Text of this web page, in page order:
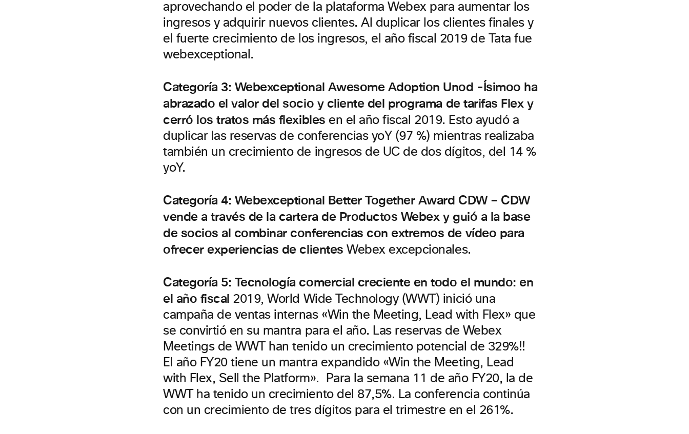
aprovechando el poder de la plataforma Webex para aumentar los
ingresos y adquirir nuevos clientes. Al duplicar los clientes finales y
el fuerte crecimiento de los ingresos, el año fiscal 2019 de Tata fue
webexceptional.
Categoría 3: Webexceptional Awesome Adoption Unod -Ísimoo ha
abrazado el valor del socio y cliente del programa de tarifas Flex y
cerró los tratos más flexibles en el año fiscal 2019. Esto ayudó a
duplicar las reservas de conferencias yoY (97 %) mientras realizaba
también un crecimiento de ingresos de UC de dos dígitos, del 14 %
yoY.
Categoría 4: Webexceptional Better Together Award CDW – CDW
vende a través de la cartera de Productos Webex y guió a la base
de socios al combinar conferencias con extremos de vídeo para
ofrecer experiencias de clientes Webex excepcionales.
Categoría 5: Tecnología comercial creciente en todo el mundo: en
el año fiscal 2019, World Wide Technology (WWT) inició una
campaña de ventas internas «Win the Meeting, Lead with Flex» que
se convirtió en su mantra para el año. Las reservas de Webex
Meetings de WWT han tenido un crecimiento potencial de 329%!!
El año FY20 tiene un mantra expandido «Win the Meeting, Lead
with Flex, Sell the Platform». Para la semana 11 de año FY20, la de
WWT ha tenido un crecimiento del 87,5%. La conferencia continúa
con un crecimiento de tres dígitos para el trimestre en el 261%.